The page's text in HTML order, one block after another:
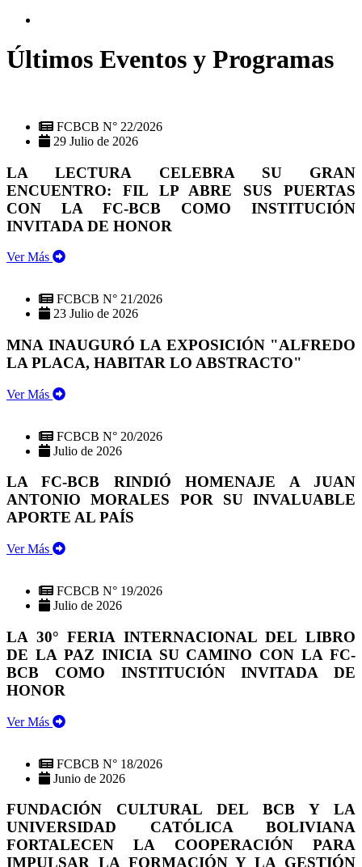
Últimos Eventos y Programas
FCBCB N° 22/2026
29 Julio de 2026
LA LECTURA CELEBRA SU GRAN
ENCUENTRO: FIL LP ABRE SUS PUERTAS
CON LA FC-BCB COMO INSTITUCIÓN
INVITADA DE HONOR
Ver Más
FCBCB N° 21/2026
23 Julio de 2026
MNA INAUGURÓ LA EXPOSICIÓN "ALFREDO
LA PLACA, HABITAR LO ABSTRACTO"
Ver Más
FCBCB N° 20/2026
Julio de 2026
LA FC-BCB RINDIÓ HOMENAJE A JUAN
ANTONIO MORALES POR SU INVALUABLE
APORTE AL PAÍS
Ver Más
FCBCB N° 19/2026
Julio de 2026
LA 30° FERIA INTERNACIONAL DEL LIBRO
DE LA PAZ INICIA SU CAMINO CON LA FC-
BCB COMO INSTITUCIÓN INVITADA DE
HONOR
Ver Más
FCBCB N° 18/2026
Junio de 2026
FUNDACIÓN CULTURAL DEL BCB Y LA
UNIVERSIDAD CATÓLICA BOLIVIANA
FORTALECEN LA COOPERACIÓN PARA
IMPULSAR LA FORMACIÓN Y LA GESTIÓN